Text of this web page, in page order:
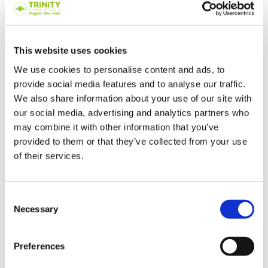
This website uses cookies
We use cookies to personalise content and ads, to
provide social media features and to analyse our traffic.
We also share information about your use of our site with
our social media, advertising and analytics partners who
may combine it with other information that you’ve
provided to them or that they’ve collected from your use
of their services.
Selection
Necessary
Preferences
ricordati che c'è sempre tempo per imparare
e superare i propri limiti! Trinity organizza
individuali , adatti a tutti...dai più giovani ai
meno giovani!
Are you ready? Vuoi ricevere
tutte le informazioni
sull'Anno Scolastico
all'Estero? Contattaci:02
48712629-
Altri articoli